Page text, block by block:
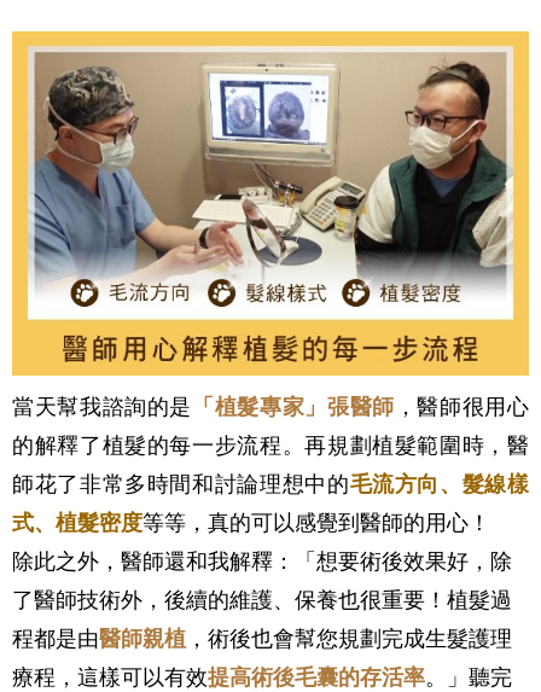
當天幫我諮詢的是 「 植髮專家 」 張醫師 ，醫師很用心
的解釋了植髮的每一步流程。再規劃植髮範圍時，醫
師花了非常多時間和討論理想中的毛流方向、髮線樣
式、植髮密度等等，真的可以感覺到醫師的用心！
除此之外，醫師還和我解釋：「想要術後效果好，除
了醫師技術外，後續的維護、保養也很重要！ 植髮過
程都是由醫師親植 ，術後也會幫您規劃完成生髮護理
療程，這樣可以有效提高術後毛囊的存活率。」聽完